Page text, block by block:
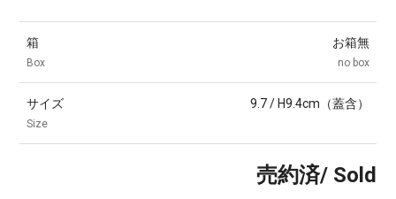
箱
Box
お箱無
no box
サイズ
Size
9.7 / H9.4cm（蓋含）
売約済/ Sold